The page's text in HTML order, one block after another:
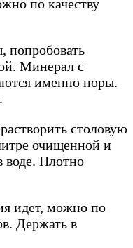
по качеству
попробовать
Минерал с
именно поры.
столовую
очищенной и
воде. Плотно
идет, можно по
Держать в